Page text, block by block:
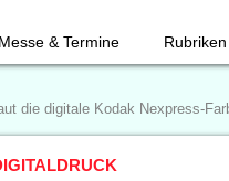
Messe & Termine Rubriken
die digitale Kodak Nexpress-